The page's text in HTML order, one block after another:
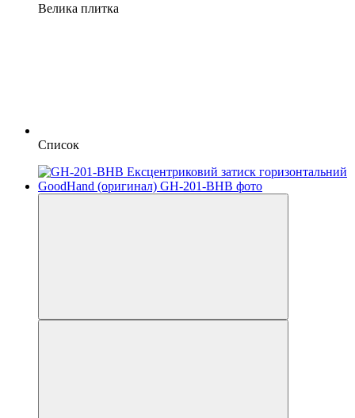
Велика плитка
Список